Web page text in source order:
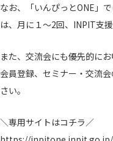
なお、「いんぴっとONE」
は、月に１～2回、INPIT支
また、交流会にも優先的にお
会員登録、セミナー・交流
さい。
＼専用サイトはコチラ／